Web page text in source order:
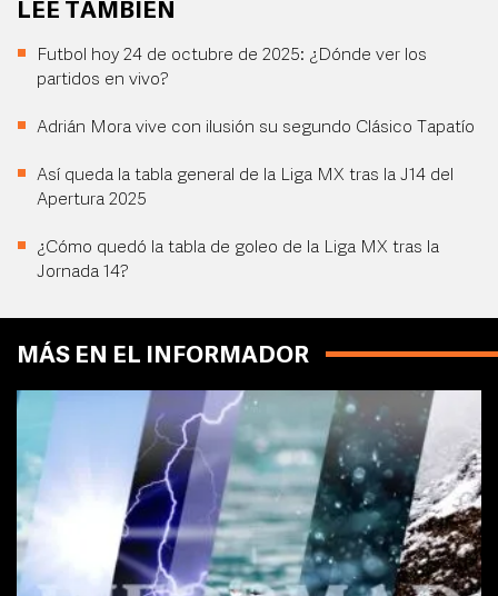
LEE TAMBIÉN
Futbol hoy 24 de octubre de 2025: ¿Dónde ver los
partidos en vivo?
Adrián Mora vive con ilusión su segundo Clásico Tapatío
Así queda la tabla general de la Liga MX tras la J14 del
Apertura 2025
¿Cómo quedó la tabla de goleo de la Liga MX tras la
Jornada 14?
MÁS EN EL INFORMADOR